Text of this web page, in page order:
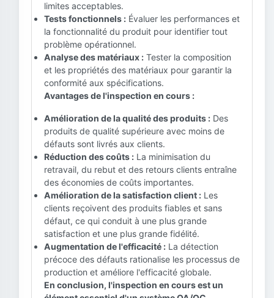
limites acceptables.
Tests fonctionnels : Évaluer les performances et
la fonctionnalité du produit pour identifier tout
problème opérationnel.
Analyse des matériaux : Tester la composition
et les propriétés des matériaux pour garantir la
conformité aux spécifications.
Avantages de l'inspection en cours :
Amélioration de la qualité des produits : Des
produits de qualité supérieure avec moins de
défauts sont livrés aux clients.
Réduction des coûts : La minimisation du
retravail, du rebut et des retours clients entraîne
des économies de coûts importantes.
Amélioration de la satisfaction client : Les
clients reçoivent des produits fiables et sans
défaut, ce qui conduit à une plus grande
satisfaction et une plus grande fidélité.
Augmentation de l'efficacité : La détection
précoce des défauts rationalise les processus de
production et améliore l'efficacité globale.
En conclusion, l'inspection en cours est un